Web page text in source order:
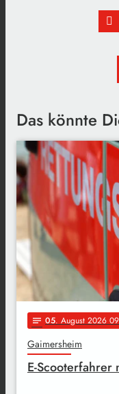
Das könnte
notes 05. August 2026
Gaimersheim
E-